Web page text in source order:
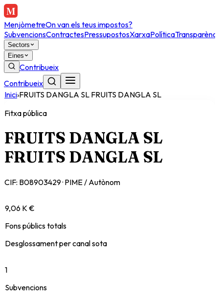
MenjòmetreOn van els teus impostos?
SubvencionsContractesPressupostosXarxaPolítica
Sectors
Eines
Contribueix
Contribueix
Inici›FRUITS DANGLA SL FRUITS DANGLA SL
Fitxa pública
FRUITS DANGLA SL
FRUITS DANGLA SL
CIF: B08903429· PIME / Autònom
9,06 K €
Fons públics totals
Desglossament per canal sota
1
Subvencions